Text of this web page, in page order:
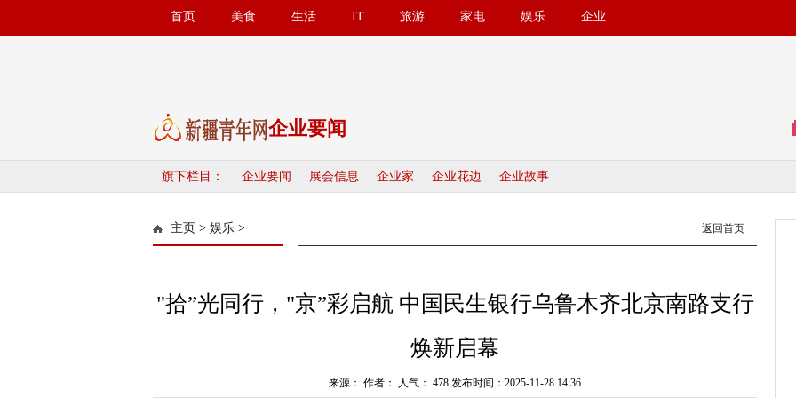
首页 美食 生活 IT 旅游 家电 娱乐 企业
企业要闻
旗下栏目： 企业要闻 展会信息 企业家 企业花边 企业故事
主页 > 娱乐 > 返回首页
"拾”光同行，"京”彩启航 中国民生银行乌鲁木齐北京南路支行
焕新启幕
来源： 作者： 人气： 478 发布时间：2025-11-28 14:36